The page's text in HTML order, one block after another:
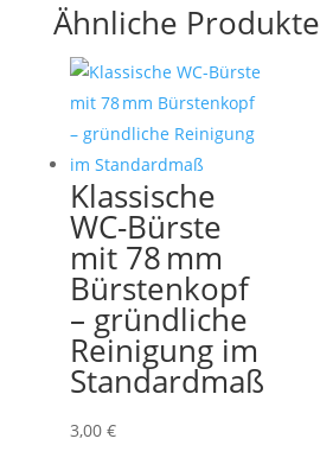
Ähnliche Produkte
Klassische
WC-Bürste
mit 78 mm
Bürstenkopf
– gründliche
Reinigung im
Standardmaß
3,00 €